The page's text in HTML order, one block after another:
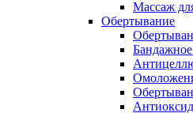
Массаж
Обертывание